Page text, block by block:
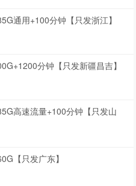
通用+100分钟【只发浙江】
分钟【只发新疆昌吉】
高速流量+100分钟【只发山
【只发广东】